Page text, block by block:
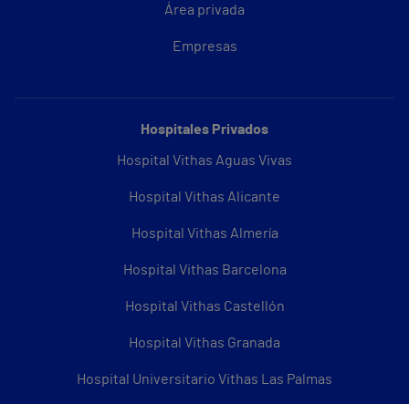
Área privada
Empresas
Hospitales Privados
Hospital Vithas Aguas Vivas
Hospital Vithas Alicante
Hospital Vithas Almería
Hospital Vithas Barcelona
Hospital Vithas Castellón
Hospital Vithas Granada
Hospital Universitario Vithas Las Palmas